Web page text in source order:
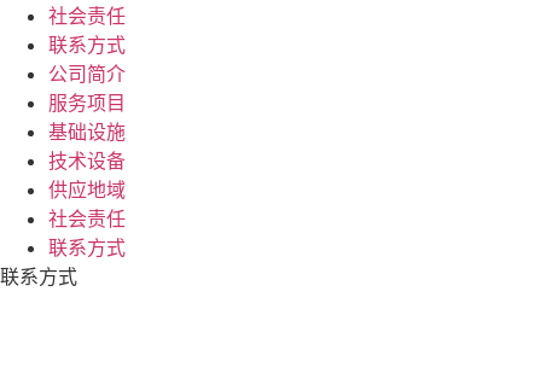
社会责任
联系方式
公司简介
服务项目
基础设施
技术设备
供应地域
社会责任
联系方式
联系方式